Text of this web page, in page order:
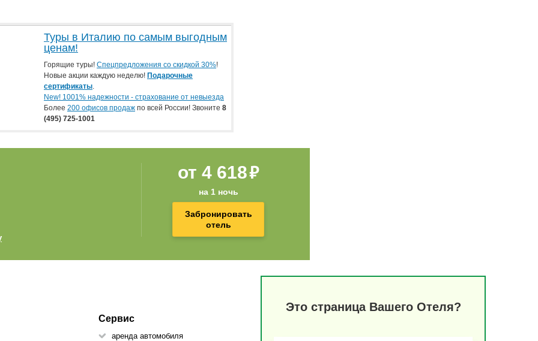
Туры в Италию по самым выгодным
ценам!
Горящие туры! Спецпредложения со скидкой 30%!
Новые акции каждую неделю! Подарочные
сертификаты.
New! 1001% надежности - страхование от невыезда
Более 200 офисов продаж по всей России! Звоните 8
(495) 725-1001
от 4 618₽
на 1 ночь
Забронировать
отель
Сервис
аренда автомобиля
Это страница Вашего Отеля?